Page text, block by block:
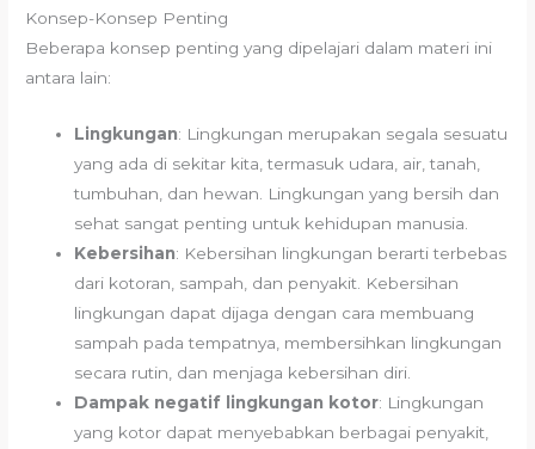
Konsep-Konsep Penting
Beberapa konsep penting yang dipelajari dalam materi ini
antara lain:
Lingkungan: Lingkungan merupakan segala sesuatu
yang ada di sekitar kita, termasuk udara, air, tanah,
tumbuhan, dan hewan. Lingkungan yang bersih dan
sehat sangat penting untuk kehidupan manusia.
Kebersihan: Kebersihan lingkungan berarti terbebas
dari kotoran, sampah, dan penyakit. Kebersihan
lingkungan dapat dijaga dengan cara membuang
sampah pada tempatnya, membersihkan lingkungan
secara rutin, dan menjaga kebersihan diri.
Dampak negatif lingkungan kotor: Lingkungan
yang kotor dapat menyebabkan berbagai penyakit,